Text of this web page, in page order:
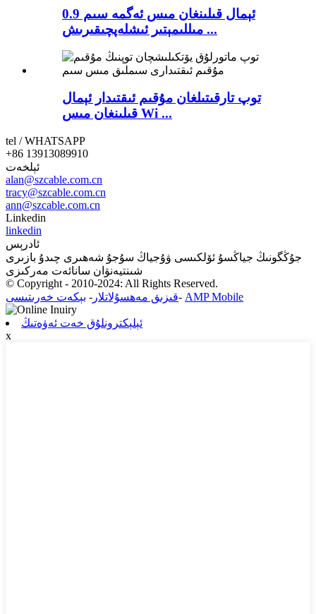
ئېمال قىلىنغان مىس ئەگمە سىم 0.9
مىللىمېتىر ئىشلەپچىقىرىش ...
توپ تارقىتىلغان مۇقىم ئىقتىدار ئېمال
قىلىنغان مىس Wi ...
tel / WHATSAPP
+86 13913089910
ئېلخەت
alan@szcable.com.cn
tracy@szcable.com.cn
ann@szcable.com.cn
Linkedin
linkedin
ئادرېس
جۇڭگونىڭ جياڭسۇ ئۆلكىسى ۋۇجياڭ سۇجۇ شەھىرى چىدۇ بازىرى
شىنتيەنۋان سانائەت مەركىزى
© Copyright - 2010-2024: All Rights Reserved.
قىزىق مەھسۇلاتلار - بېكەت خەرىتىسى - AMP Mobile
ئېلېكترونلۇق خەت ئەۋەتىڭ
x